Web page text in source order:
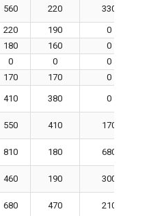
560 220 330
220 190
0
180 160
0
0 0
0
170 170 0
410 380 0
550 410 170
810 180 680
460 190 300
680 470 210